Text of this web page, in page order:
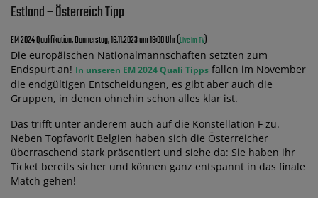
Estland – Österreich Tipp
EM 2024 Qualifikation, Donnerstag, 16.11.2023 um 18:00 Uhr (Live im TV)
Die europäischen Nationalmannschaften setzten zum
Endspurt an! In unseren EM 2024 Quali Tipps fallen im November
die endgültigen Entscheidungen, es gibt aber auch die
Gruppen, in denen ohnehin schon alles klar ist.
Das trifft unter anderem auch auf die Konstellation F zu.
Neben Topfavorit Belgien haben sich die Österreicher
überraschend stark präsentiert und siehe da: Sie haben ihr
Ticket bereits sicher und können ganz entspannt in das finale
Match gehen!